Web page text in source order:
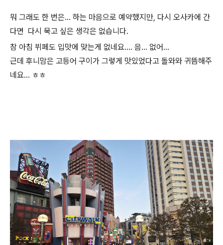
뭐 그래도 한 번은... 하는 마음으로 예약했지만, 다시 오사카에 간
다면 다시 묵고 싶은 생각은 없습니다.
참 아침 뷔페도 입맛에 맞는게 없네요.... 음... 없어...
근데 후니맘은 고등어 구이가 그렇게 맛있었다고 돌와와 귀뜸해주
네요... ㅎㅎ